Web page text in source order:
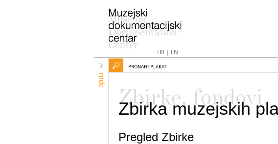
HR| EN
mdc
PRONAĐI PLAKAT
Zbirke, fondovi
Zbirka muzejskih
Pregled Zbirke